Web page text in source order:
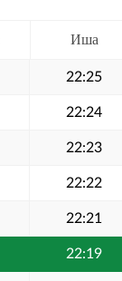
Иша
22:25
22:24
22:23
22:22
22:21
22:19